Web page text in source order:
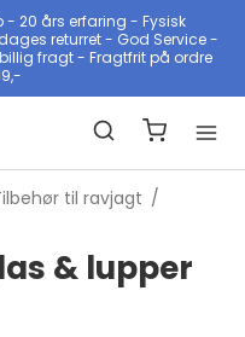
- 20 års erfaring - Fysisk
returret - God Service -
fragt - Fragtfrit på ordre
til ravjagt /
& lupper